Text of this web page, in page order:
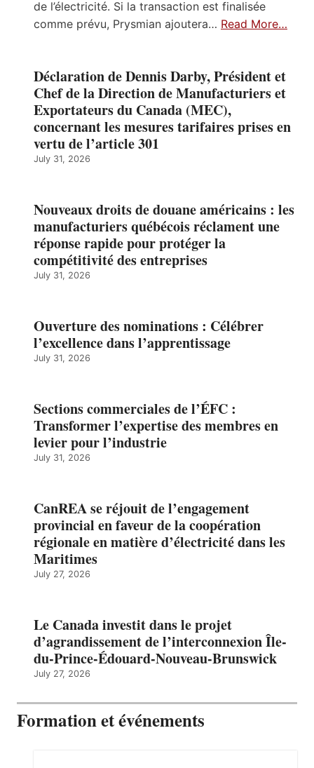
de l’électricité. Si la transaction est finalisée
comme prévu, Prysmian ajoutera… Read More…
Déclaration de Dennis Darby, Président et
Chef de la Direction de Manufacturiers et
Exportateurs du Canada (MEC),
concernant les mesures tarifaires prises en
vertu de l’article 301
July 31, 2026
Nouveaux droits de douane américains : les
manufacturiers québécois réclament une
réponse rapide pour protéger la
compétitivité des entreprises
July 31, 2026
Ouverture des nominations : Célébrer
l’excellence dans l’apprentissage
July 31, 2026
Sections commerciales de l’ÉFC :
Transformer l’expertise des membres en
levier pour l’industrie
July 31, 2026
CanREA se réjouit de l’engagement
provincial en faveur de la coopération
régionale en matière d’électricité dans les
Maritimes
July 27, 2026
Le Canada investit dans le projet
d’agrandissement de l’interconnexion Île-
du-Prince-Édouard-Nouveau-Brunswick
July 27, 2026
Formation et événements